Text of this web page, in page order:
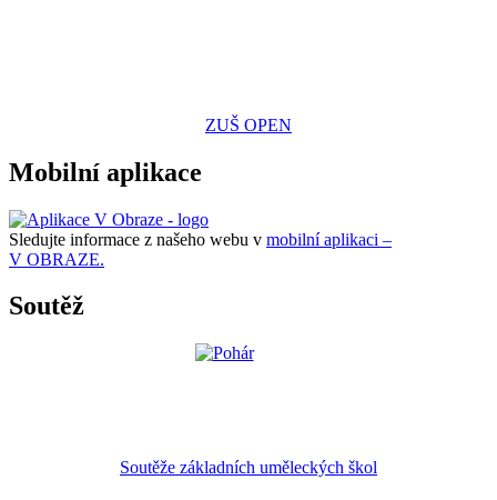
ZUŠ OPEN
Mobilní aplikace
Sledujte informace z našeho webu v mobilní aplikaci –
V OBRAZE.
Soutěž
Soutěže základních uměleckých škol